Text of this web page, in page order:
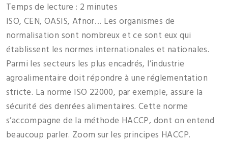
Temps de lecture : 2 minutes
ISO, CEN, OASIS, Afnor… Les organismes de
normalisation sont nombreux et ce sont eux qui
établissent les normes internationales et nationales.
Parmi les secteurs les plus encadrés, l’industrie
agroalimentaire doit répondre à une réglementation
stricte. La norme ISO 22000, par exemple, assure la
sécurité des denrées alimentaires. Cette norme
s’accompagne de la méthode HACCP, dont on entend
beaucoup parler. Zoom sur les principes HACCP.